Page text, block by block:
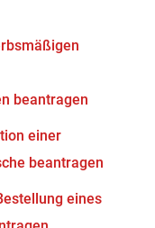
beantragen
einer
beantragen
eines